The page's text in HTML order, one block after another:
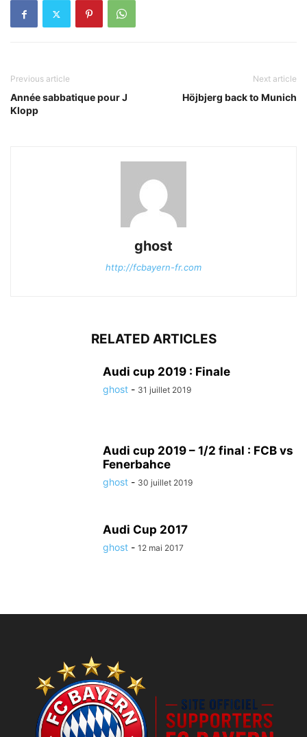
Previous article
Année sabbatique pour J
Klopp
Next article
Höjbjerg back to Munich
ghost
http://fcbayern-fr.com
RELATED ARTICLES
Audi cup 2019 : Finale
ghost - 31 juillet 2019
Audi cup 2019 – 1/2 final : FCB vs
Fenerbahce
ghost - 30 juillet 2019
Audi Cup 2017
ghost - 12 mai 2017